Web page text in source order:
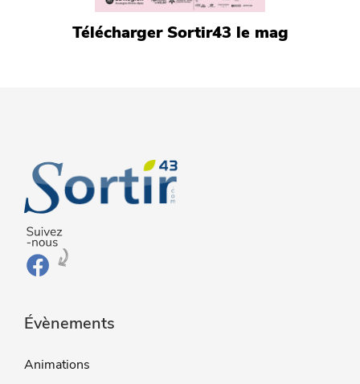
Télécharger Sortir43 le mag
Évènements
Animations